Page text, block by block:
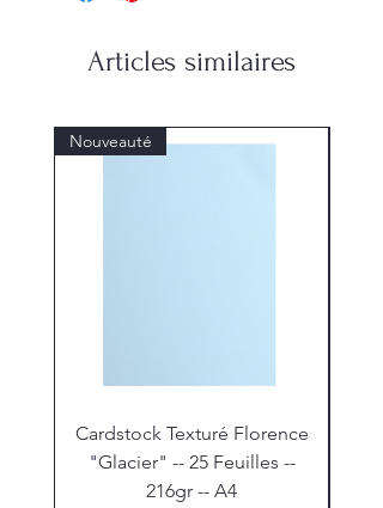
Articles similaires
Nouveauté
Cardstock Texturé Florence
"Glacier" -- 25 Feuilles --
216gr -- A4